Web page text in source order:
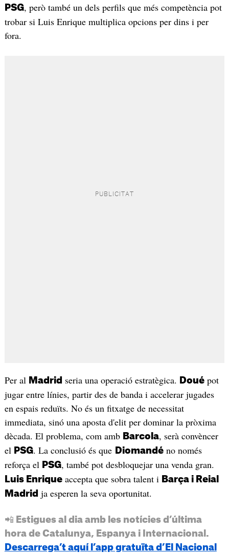
PSG, però també un dels perfils que més competència pot
trobar si Luis Enrique multiplica opcions per dins i per
fora.
Per al Madrid seria una operació estratègica. Douépot
jugar entre línies, partir des de banda i accelerar jugades
en espais reduïts. No és un fitxatge de necessitat
immediata, sinó una aposta d'elit per dominar la pròxima
dècada. El problema, com amb Barcola, serà convèncer
el PSG. La conclusió és que Diomandéno només
reforça el PSG, també pot desbloquejar una venda gran.
Luis Enriqueaccepta que sobra talent i Barça i Reial
Madrid ja esperen la seva oportunitat.
📲 Estigues al dia amb les notícies d’última
hora de Catalunya, Espanya i Internacional.
Descarrega’t aquí l’app gratuïta d’El Nacional